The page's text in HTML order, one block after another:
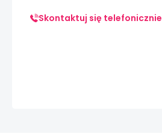
Skontaktuj się telefonicznie